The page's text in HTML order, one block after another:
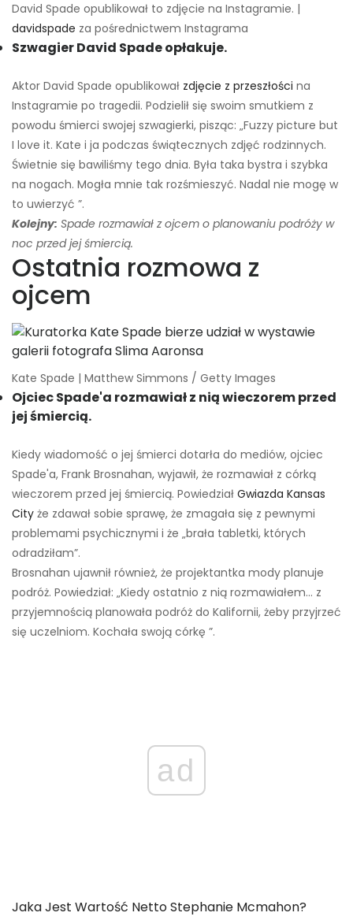
David Spade opublikował to zdjęcie na Instagramie. |
davidspade za pośrednictwem Instagrama
Szwagier David Spade opłakuje.
Aktor David Spade opublikował zdjęcie z przeszłości na
Instagramie po tragedii. Podzielił się swoim smutkiem z
powodu śmierci swojej szwagierki, pisząc: „Fuzzy picture but
I love it. Kate i ja podczas świątecznych zdjęć rodzinnych.
Świetnie się bawiliśmy tego dnia. Była taka bystra i szybka
na nogach. Mogła mnie tak rozśmieszyć. Nadal nie mogę w
to uwierzyć ”.
Kolejny: Spade rozmawiał z ojcem o planowaniu podróży w
noc przed jej śmiercią.
Ostatnia rozmowa z
ojcem
Kate Spade | Matthew Simmons / Getty Images
Ojciec Spade'a rozmawiał z nią wieczorem przed
jej śmiercią.
Kiedy wiadomość o jej śmierci dotarła do mediów, ojciec
Spade'a, Frank Brosnahan, wyjawił, że rozmawiał z córką
wieczorem przed jej śmiercią. Powiedział Gwiazda Kansas
City że zdawał sobie sprawę, że zmagała się z pewnymi
problemami psychicznymi i że „brała tabletki, których
odradziłam”.
Brosnahan ujawnił również, że projektantka mody planuje
podróż. Powiedział: „Kiedy ostatnio z nią rozmawiałem… z
przyjemnością planowała podróż do Kalifornii, żeby przyjrzeć
się uczelniom. Kochała swoją córkę ”.
ad
Jaka Jest Wartość Netto Stephanie Mcmahon?